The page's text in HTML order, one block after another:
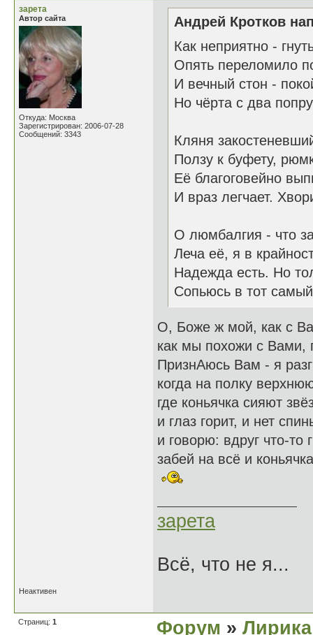
зарета
Автор сайта
Откуда: Москва
Зарегистрирован: 2006-07-28
Сообщений: 3343
Андрей Кротков
Как неприятно -
Опять переломило
И вечный стон -
Но чёрта с два
Кляня
Ползу к буфету,
Её благоговейно
И враз легчает.
О люмбалгия - что
Леча её, я в
Надежда есть. Но
Сопьюсь в тот
О, Боже ж мой, как с
как мы похожи с Вами,
ПризнАюсь Вам - я
когда на полку
где коньячка сияют
и глаз горит, и нет
и говорю: вдруг что-то
забей на всё и
зарета
Всё, что не я...
Неактивен
Страниц: 1 Форум » Лирика